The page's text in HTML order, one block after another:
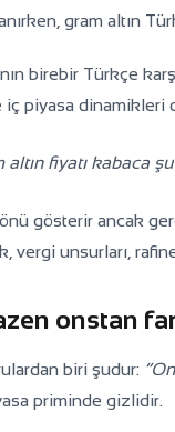
gram altın
birebir Türkçe
piyasa dinamikleri
altın fiyatı kabaca
gösterir ancak
vergi unsurları,
onstan
biri şudur:
priminde gizlidir.